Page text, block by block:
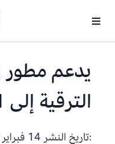
الترقية إلى Java 21
:تاريخ النشر